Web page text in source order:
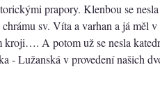
prapory. Klenbou se
sv. Víta a varhan a já měl
kroji…. A potom už se nesla
- Lužanská v provedení našich